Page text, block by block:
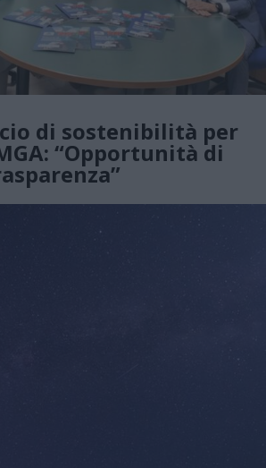
di sostenibilità per
“Opportunità di